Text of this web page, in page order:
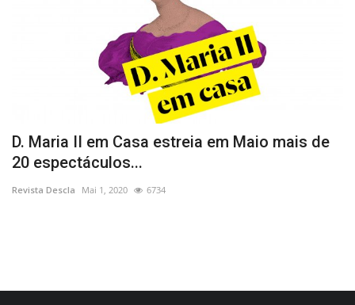
D. Maria II em Casa estreia em Maio mais de
20 espectáculos...
Revista Descla Mai 1, 2020 6734